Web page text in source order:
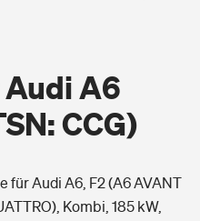
A6
CCG)
für Audi A6, F2 (A6 AVANT
Kombi, 185 kW,